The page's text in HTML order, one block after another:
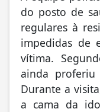
do posto de
regulares à
impedidas de
vítima.
ainda proferiu
Durante a
a cama da